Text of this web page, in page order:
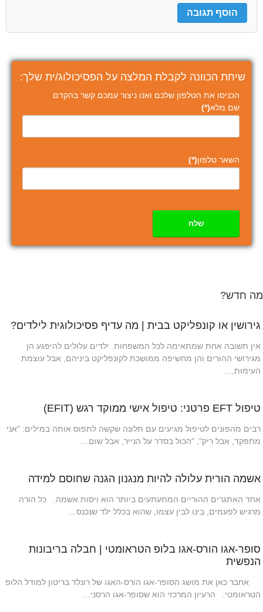
שיחת הכוונה לקבלת המלצה על הפסיכולוג/ית שלך:
הכניסו את הטלפון שלכם ואנו ניצור עמכם קשר בהקדם
שם מלא(*)
השאר טלפון(*)
שלח
מה חדש?
גירושין או קונפליקט בבית | מה עדיף פסיכולוגית לילדים?
אין תשובה אחת שמתאימה לכל המשפחות. ילדים עלולים להיפגע הן
מגירושי ההורים והן מחשיפה ממושכת לקונפליקט ביניהם, אבל עוצמת
העימות,…
טיפול EFT פרטני: טיפול אישי ממוקד רגש (EFIT)
רבים מהפונים לטיפול מגיעים עם תלונה שקשה לתפוס אותה במילים: "אני
מתפקד, אבל ריק", "הכול בסדר על הנייר, אבל שום…
אשמה הורית עלולה להיות מנגנון הגנה שחוסם למידה
אחד האתגרים ההוריים המתעתעים ביותר הוא ויסות אשמה. כל הורה
מרגיש לפעמים, בינו לבין עצמו, שהוא בכלל ילד שנכנס…
סופר-אגו הורס-אגו בלופ הטראומטי | חבלה בריבונות
הנפשית
אחבר כאן את מושג הסופר-אגו הורס-האגו של רונלד בריטון למודל הלופ
הטראומטי. הרעיון המרכזי הוא שסופר-אגו הרסני…